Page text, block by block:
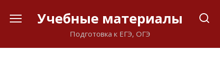
Учебные материалы
Подготовка к ЕГЭ, ОГЭ